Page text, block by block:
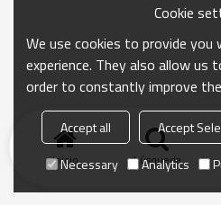
Inicio búsqueda
Cookie
We use cookies to provide
experience. They also allow us
order to constantly improve
Accept all Accept
Necessary
Analytics